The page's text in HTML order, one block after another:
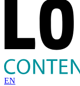
EN